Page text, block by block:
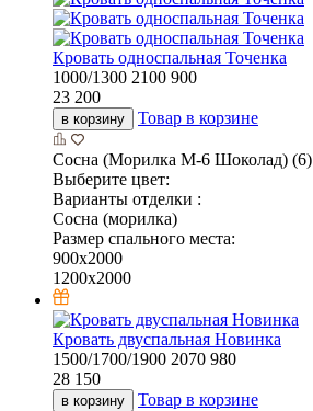
Кровать односпальная Точенка
1000/1300 2100 900
23 200
в корзину Товар в корзине
Сосна (Морилка М-6 Шоколад) (6)
Выберите цвет:
Варианты отделки :
Сосна (морилка)
Размер спального места:
900х2000
1200х2000
Кровать двуспальная Новинка
1500/1700/1900 2070 980
28 150
в корзину Товар в корзине